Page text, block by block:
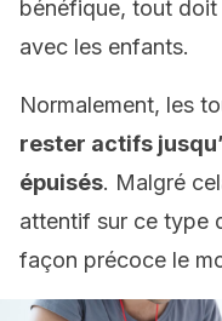
bénéfique, tout
avec les enfants.
Normalement, les
rester actifs
épuisés. Malgré
attentif sur ce type
façon précoce le